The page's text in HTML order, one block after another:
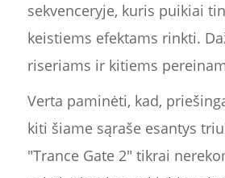
sekvenceryje, kuris puikiai
keistiems efektams rinkti.
riseriams ir kitiems
Verta paminėti, kad,
kiti šiame sąraše esantys
"Trance Gate 2" tikrai